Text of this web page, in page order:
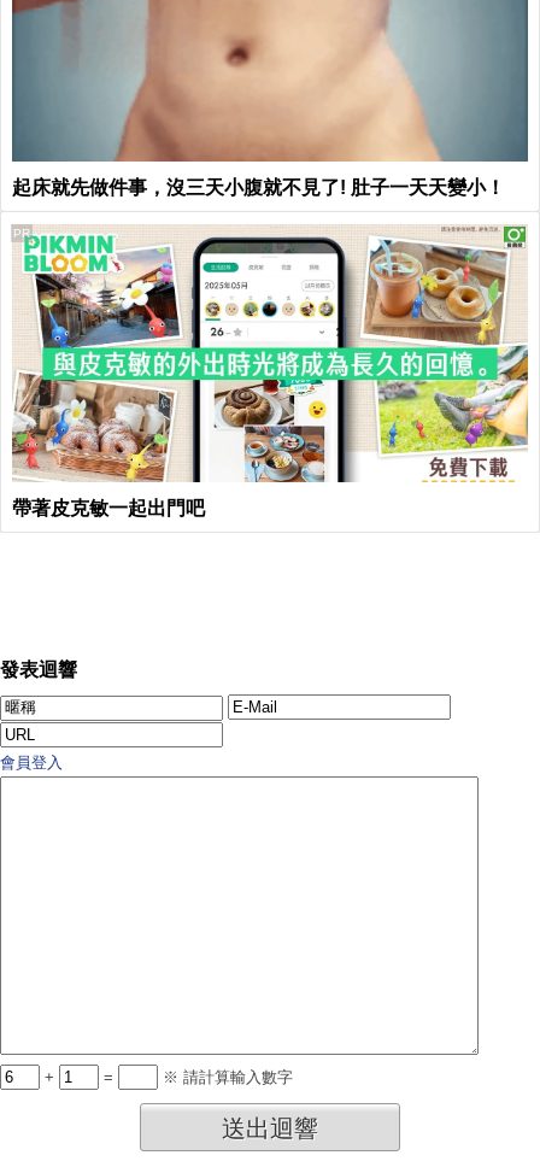
起床就先做件事，沒三天小腹就不見了! 肚子一天天變小！
帶著皮克敏一起出門吧
PR
發表迴響
會員登入
+ = ※ 請計算輸入數字
送出迴響